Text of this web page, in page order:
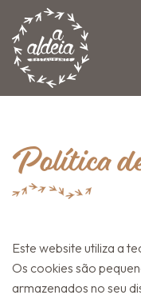
Política
Este website utiliza a
Os cookies são
armazenados no seu